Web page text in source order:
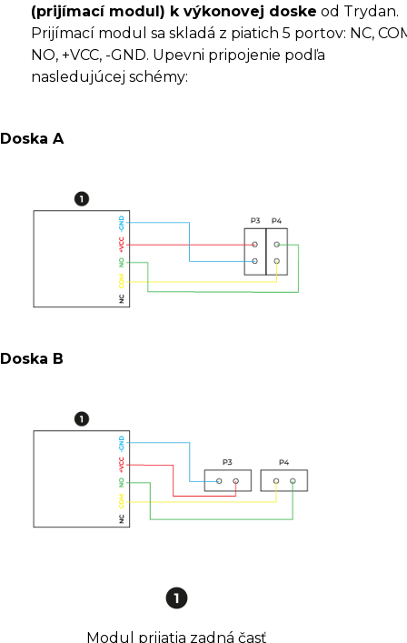
(prijímací modul) k výkonovej doske od Trydan.
Prijímací modul sa skladá z piatich 5 portov: NC,
NO, +VCC, -GND. Upevni pripojenie podľa
nasledujúcej schémy:
Doska A
Doska B
Modul prijatia zadná časť